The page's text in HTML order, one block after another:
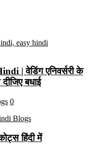
| वेडिंग एनिवर्सरी के
बधाई
0
हिंदी में